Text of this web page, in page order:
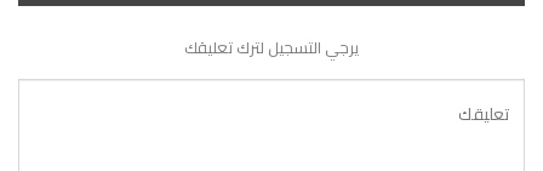
يرجي التسجيل لترك تعليقك